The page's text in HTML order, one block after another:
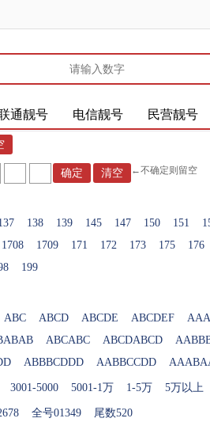
通靓号 电信靓号 民营靓号
←不确定则留空
138 139 145 147 150 151
1708 1709 171 172 173 175 176
199
ABC ABCD ABCDE ABCDEF
ABCABC ABCDABCD
ABBBCDDD AABBCCDD
3001-5000 5001-1万 1-5万 5万以上
全号01349 尾数520